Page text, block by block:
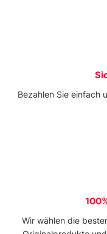
Bezahlen Sie einfach
Wir wählen die